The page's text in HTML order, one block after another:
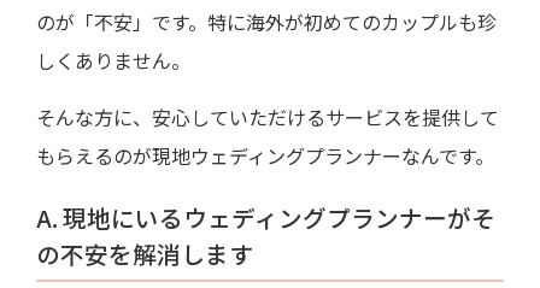
のが「不安」です。特に海外が初めてのカップルも珍
しくありません。
そんな方に、安心していただけるサービスを提供して
もらえるのが現地ウェディングプランナーなんです。
A. 現地にいるウェディングプランナーがそ
の不安を解消します